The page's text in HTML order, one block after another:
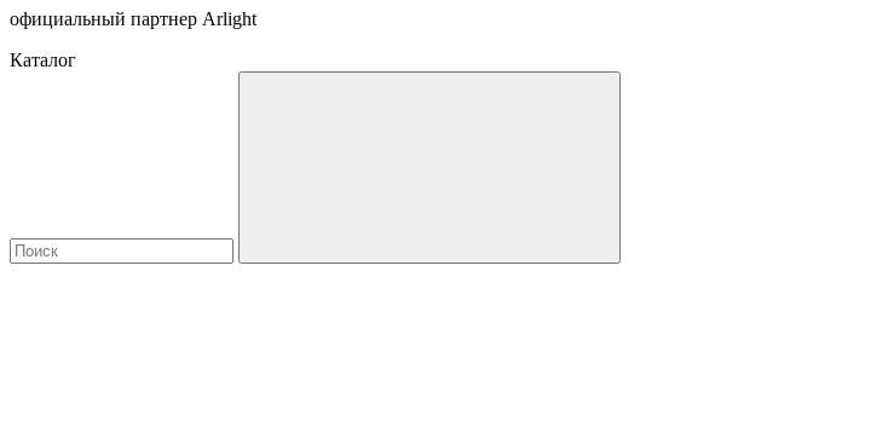
официальный партнер Arlight
Каталог